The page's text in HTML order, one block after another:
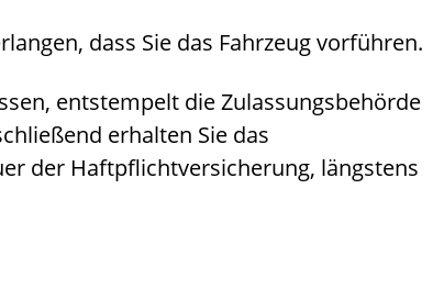
dass Sie das Fahrzeug vorführen.
entstempelt die Zulassungsbehörde
erhalten Sie das
der Haftpflichtversicherung, längstens